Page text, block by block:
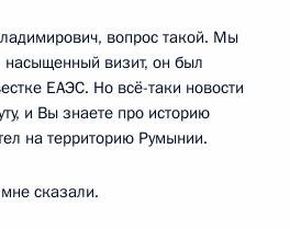
вопрос такой. Мы
визит, он был
ЕАЭС. Но всё-таки новости
и Вы знаете про историю
на территорию Румынии.
сказали.